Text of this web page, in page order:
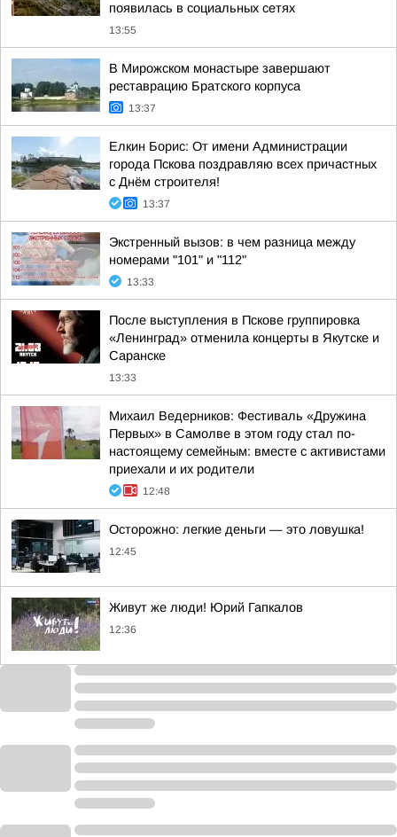
появилась в социальных сетях
13:55
В Мирожском монастыре завершают
реставрацию Братского корпуса
13:37
Елкин Борис: От имени Администрации
города Пскова поздравляю всех причастных
с Днём строителя!
13:37
Экстренный вызов: в чем разница между
номерами "101" и "112"
13:33
После выступления в Пскове группировка
«Ленинград» отменила концерты в Якутске и
Саранске
13:33
Михаил Ведерников: Фестиваль «Дружина
Первых» в Самолве в этом году стал по-
настоящему семейным: вместе с активистами
приехали и их родители
12:48
Осторожно: легкие деньги — это ловушка!
12:45
Живут же люди! Юрий Гапкалов
12:36